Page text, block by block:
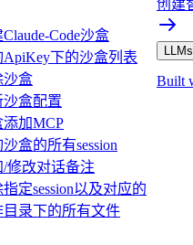
Code沙盒
ApiKey下的沙盒列表
沙盒
沙盒配置
添加MCP
盒的所有session
/修改对话备注
定session以及对应的
目录下的所有文件
创建
Built